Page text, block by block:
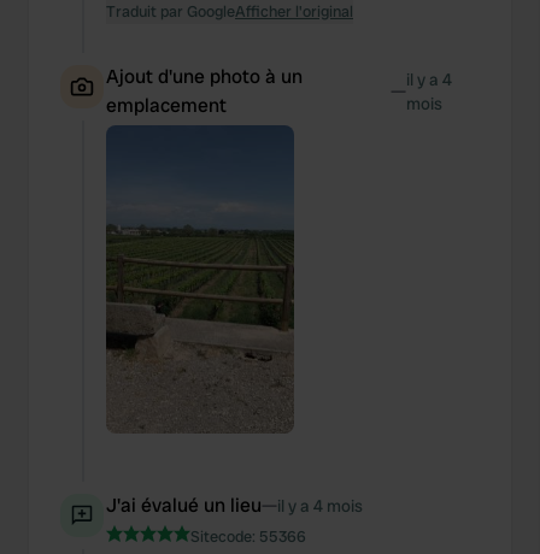
Traduit par GoogleAfficher l'original
Ajout d'une photo à un
emplacement
—il y a 4
mois
J'ai évalué un lieu—il y a 4 mois
Sitecode: 55366